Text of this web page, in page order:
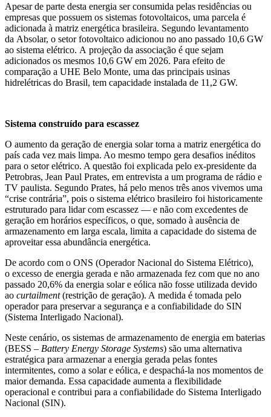
Apesar de parte desta energia ser consumida pelas residências ou
empresas que possuem os sistemas fotovoltaicos, uma parcela é
adicionada à matriz energética brasileira. Segundo levantamento
da Absolar, o setor fotovoltaico adicionou no ano passado 10,6 GW
ao sistema elétrico. A projeção da associação é que sejam
adicionados os mesmos 10,6 GW em 2026. Para efeito de
comparação a UHE Belo Monte, uma das principais usinas
hidrelétricas do Brasil, tem capacidade instalada de 11,2 GW.
Sistema construído para escassez
O aumento da geração de energia solar torna a matriz energética do
país cada vez mais limpa. Ao mesmo tempo gera desafios inéditos
para o setor elétrico. A questão foi explicada pelo ex-presidente da
Petrobras, Jean Paul Prates, em entrevista a um programa de rádio e
TV paulista. Segundo Prates, há pelo menos três anos vivemos uma
“crise contrária”, pois o sistema elétrico brasileiro foi historicamente
estruturado para lidar com escassez — e não com excedentes de
geração em horários específicos, o que, somado à ausência de
armazenamento em larga escala, limita a capacidade do sistema de
aproveitar essa abundância energética.
De acordo com o ONS (Operador Nacional do Sistema Elétrico),
o excesso de energia gerada e não armazenada fez com que no ano
passado 20,6% da energia solar e eólica não fosse utilizada devido
ao curtailment(restrição de geração). A medida é tomada pelo
operador para preservar a segurança e a confiabilidade do SIN
(Sistema Interligado Nacional).
Neste cenário, os sistemas de armazenamento de energia em baterias
(BESS – Battery Energy Storage Systems) são uma alternativa
estratégica para armazenar a energia gerada pelas fontes
intermitentes, como a solar e eólica, e despachá-la nos momentos de
maior demanda. Essa capacidade aumenta a flexibilidade
operacional e contribui para a confiabilidade do Sistema Interligado
Nacional (SIN).